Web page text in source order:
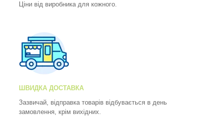
Ціни від виробника для кожного.
ШВИДКА ДОСТАВКА
Зазвичай, відправка товарів відбувається в день
замовлення, крім вихідних.